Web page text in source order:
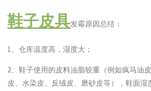
鞋子皮具发霉原因总结：
1、仓库温度高，湿度大；
2、鞋子使用的皮料油脂较重（例如疯马油
皮、水染皮、反绒皮、磨砂皮等），鞋面湿